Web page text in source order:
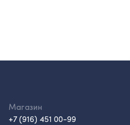
Магазин
+7 (916) 451 00-99